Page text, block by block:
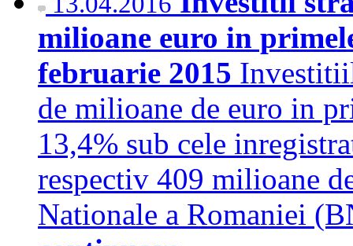
milioane euro in
februarie 2015
de milioane de euro in
13,4% sub cele
respectiv 409 milioane
Nationale a Romaniei